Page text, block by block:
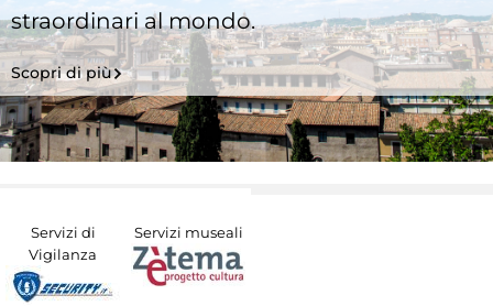
straordinari al mondo.
Scopri di più
Servizi di
Vigilanza
Servizi museali